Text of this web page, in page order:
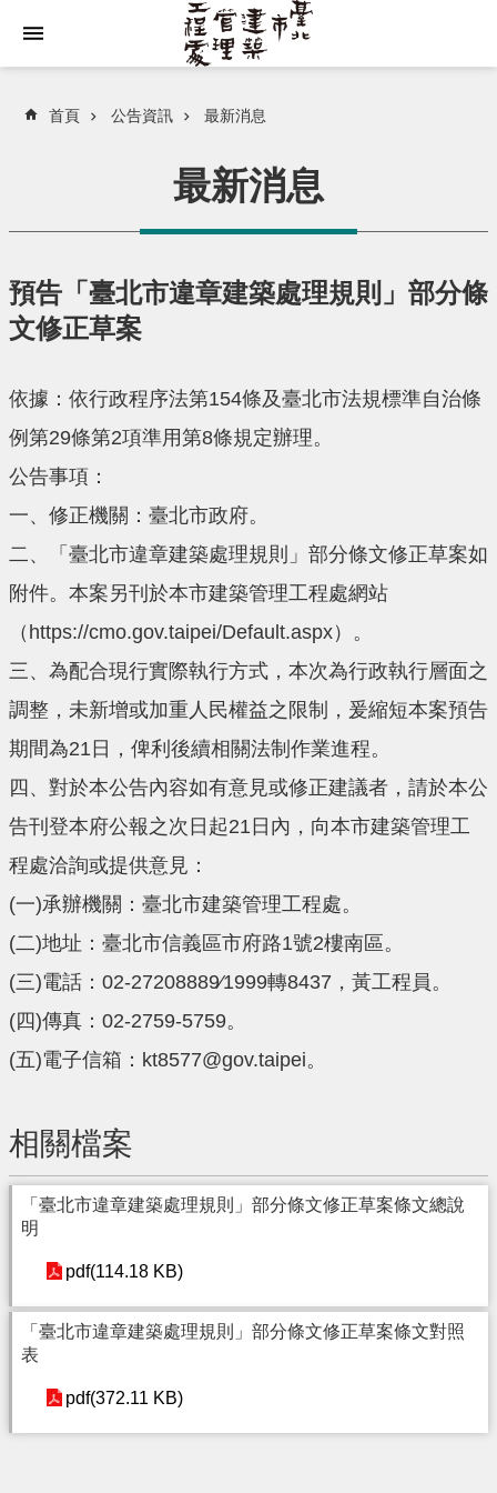
首頁 公告資訊 最新消息
最新消息
預告「臺北市違章建築處理規則」部分條
文修正草案
依據：依行政程序法第154條及臺北市法規標準自治條
例第29條第2項準用第8條規定辦理。
公告事項：
一、修正機關：臺北市政府。
二、「臺北市違章建築處理規則」部分條文修正草案如
附件。本案另刊於本市建築管理工程處網站
（https://cmo.gov.taipei/Default.aspx）。
三、為配合現行實際執行方式，本次為行政執行層面之
調整，未新增或加重人民權益之限制，爰縮短本案預告
期間為21日，俾利後續相關法制作業進程。
四、對於本公告內容如有意見或修正建議者，請於本公
告刊登本府公報之次日起21日內，向本市建築管理工
程處洽詢或提供意見：
(一)承辦機關：臺北市建築管理工程處。
(二)地址：臺北市信義區市府路1號2樓南區。
(三)電話：02-27208889∕1999轉8437，黃工程員。
(四)傳真：02-2759-5759。
(五)電子信箱：kt8577@gov.taipei。
相關檔案
「臺北市違章建築處理規則」部分條文修正草案條文總說
明
pdf(114.18 KB)
「臺北市違章建築處理規則」部分條文修正草案條文對照
表
pdf(372.11 KB)